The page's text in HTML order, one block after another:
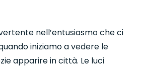
nell’entusiasmo che ci
iniziamo a vedere le
apparire in città. Le luci